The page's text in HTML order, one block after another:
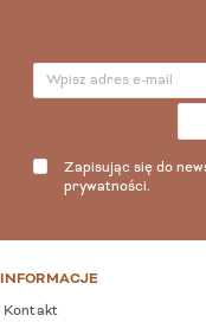
Zapisując się do
prywatności.
INFORMACJE
Kontakt